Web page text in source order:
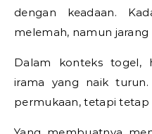
dengan keadaan.
melemah, namun
Dalam konteks togel,
irama yang naik
permukaan, tetapi tetap